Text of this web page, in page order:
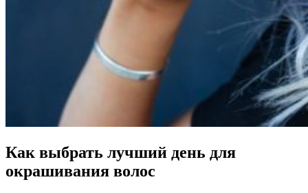
Как выбрать лучший день для
окрашивания волос